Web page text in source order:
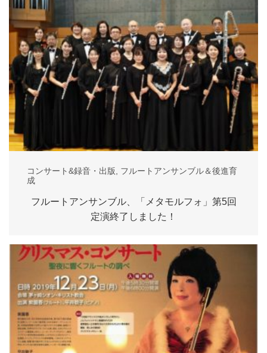
コンサート&録音・出版
フルートアンサンブル＆後進育
成
フルートアンサンブル、「メタモルフォ」第5回
定演終了しました！